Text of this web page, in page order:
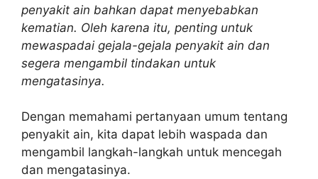
penyakit ain bahkan dapat menyebabkan
kematian. Oleh karena itu, penting untuk
mewaspadai gejala-gejala penyakit ain dan
segera mengambil tindakan untuk
mengatasinya.
Dengan memahami pertanyaan umum tentang
penyakit ain, kita dapat lebih waspada dan
mengambil langkah-langkah untuk mencegah
dan mengatasinya.